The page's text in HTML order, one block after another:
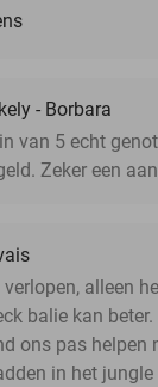
- Borbara
van 5 echt
Zeker een
alleen
balie kan
ons pas helpen
in het jungle